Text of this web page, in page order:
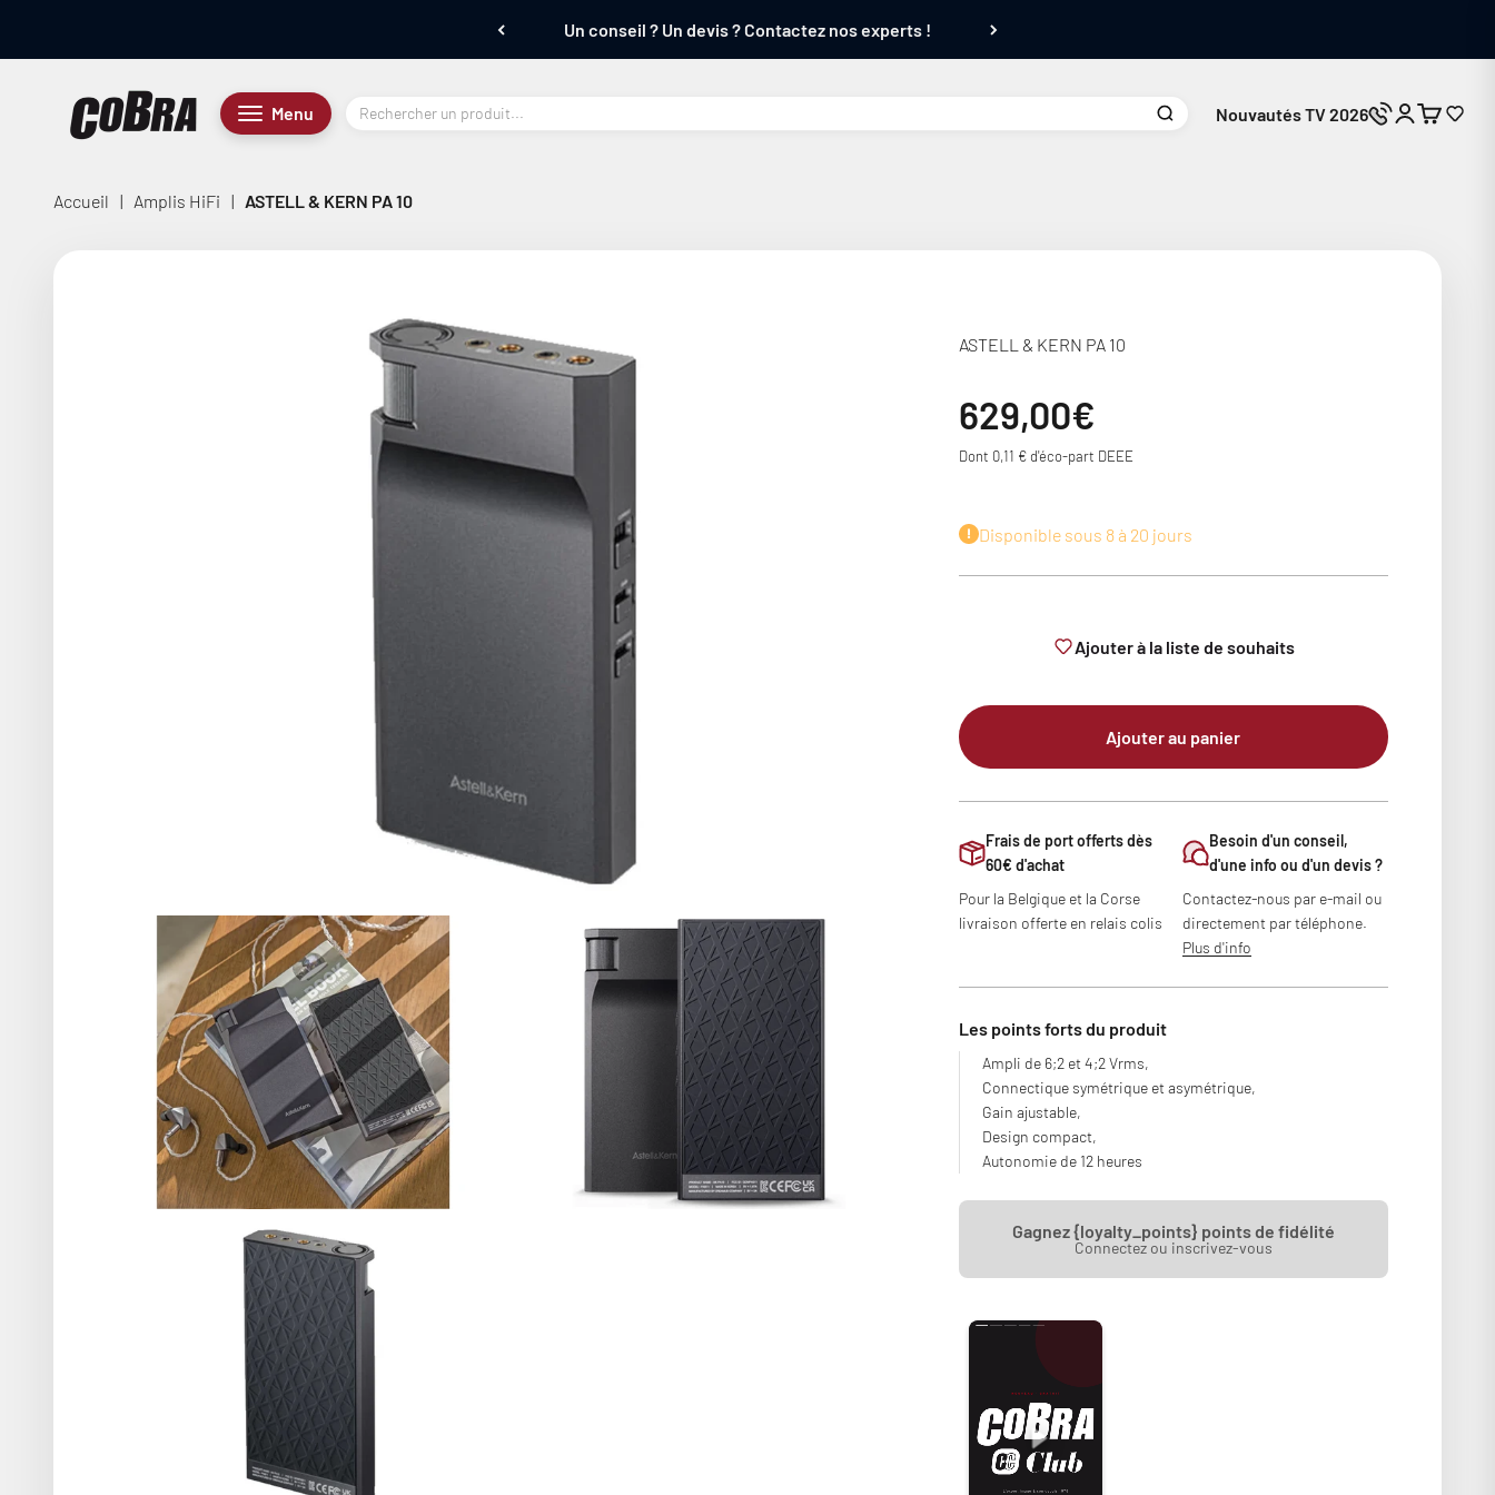
Un conseil ? Un devis ? Contactez nos experts !
Menu
Menu
Cobra.fr
Nouvautés TV 2026 Nous
Connexion
Panier
Accueil | Amplis HiFi | ASTELL & KERN PA 10
ASTELL & KERN PA 10
Prix de vente
629,00€
Dont 0,11 € d'éco-part DEEE
Disponible sous 8 à 20 jours
Ajouter à la liste de souhaits
Ajouter au panier
Frais de port offerts dès
60€ d'achat
Pour la Belgique et la Corse
livraison offerte en relais colis
Besoin d'un conseil,
d'une info ou d'un devis ?
Contactez-nous par e-mail ou
directement par téléphone.
Plus d'info
Les points forts du produit
Ampli de 6;2 et 4;2 Vrms,
Connectique symétrique et asymétrique,
Gain ajustable,
Design compact,
Autonomie de 12 heures
Gagnez {loyalty_points} points de fidélité
Connectez ou inscrivez-vous